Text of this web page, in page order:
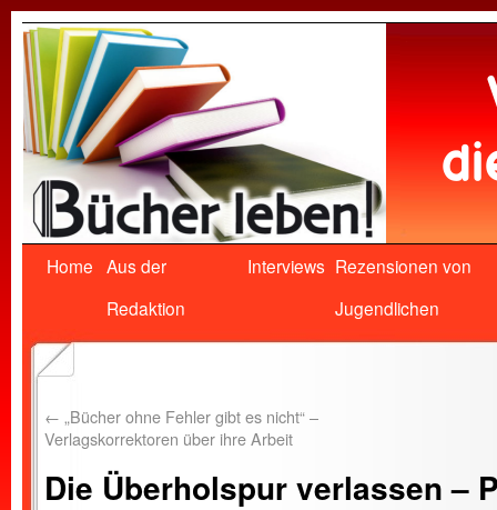
Home Aus der
Redaktion
Interviews Rezensionen von
Jugendlichen
← „Bücher ohne Fehler gibt es nicht“ –
Verlagskorrektoren über ihre Arbeit
Die Überholspur verlassen –